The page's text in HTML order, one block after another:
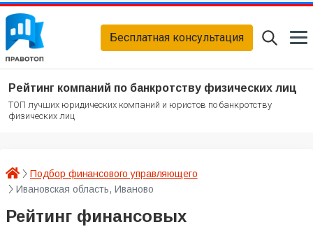
Бесплатная консультация
Рейтинг компаний по банкротству физических лиц
ТОП лучших юридических компаний и юристов по банкротству
физических лиц
Подбор финансового управляющего
Ивановская область, Иваново
Рейтинг финансовых